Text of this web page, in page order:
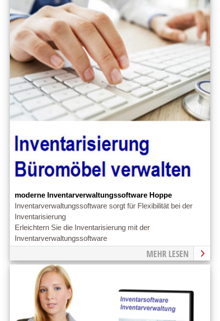
moderne Inventarverwaltungssoftware Hoppe
Inventarverwaltungssoftware sorgt für Flexibilität bei der
Inventarisierung
Erleichtern Sie die Inventarisierung mit der
Inventarverwaltungssoftware
MEHR LESEN